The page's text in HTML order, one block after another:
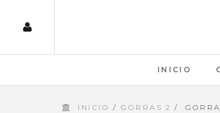
INICIO
INICIO / GORRAS 2 /